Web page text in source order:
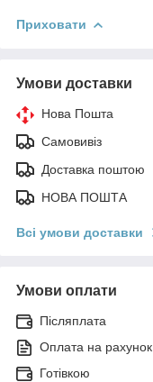
Приховати
Умови доставки
Нова Пошта
Самовивіз
Доставка поштою
НОВА ПОШТА
Всі умови доставки
Умови оплати
Післяплата
Оплата на рахунок
Готівкою